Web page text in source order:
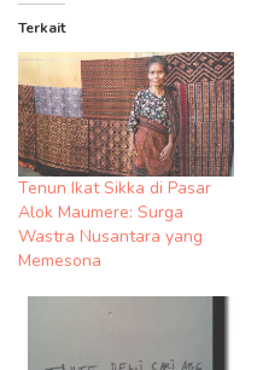
Terkait
Tenun Ikat Sikka di Pasar
Alok Maumere: Surga
Wastra Nusantara yang
Memesona